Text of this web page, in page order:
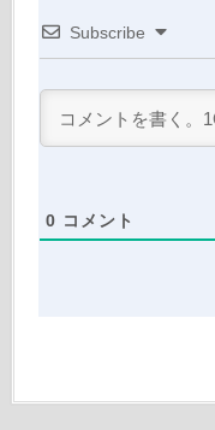
Subscribe
0 コメント